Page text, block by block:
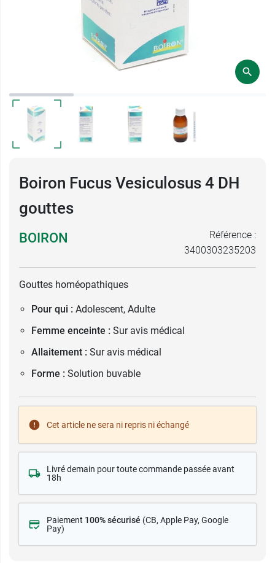
Boiron Fucus Vesiculosus 4 DH
gouttes
BOIRON
Référence :
3400303235203
Gouttes homéopathiques
Pour qui : Adolescent, Adulte
Femme enceinte : Sur avis médical
Allaitement : Sur avis médical
Forme : Solution buvable
Cet article ne sera ni repris ni échangé
Livré demain pour toute commande passée avant
18h
Paiement 100% sécurisé (CB, Apple Pay, Google
Pay)